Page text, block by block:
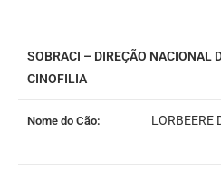
SOBRACI – DIREÇÃO NACIONAL
CINOFILIA
Nome do Cão: LORBEERE